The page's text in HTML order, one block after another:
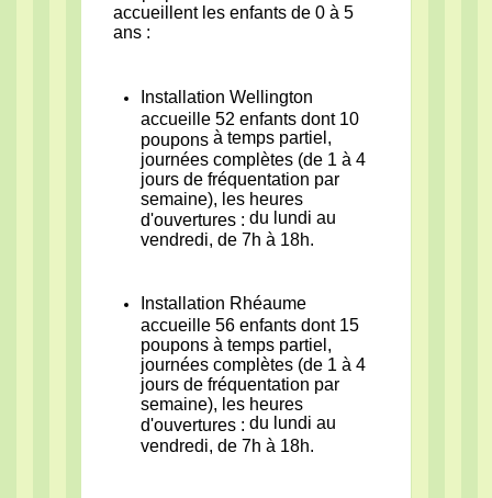
accueillent les enfants de 0 à 5
ans :
Installation Wellington
accueille 52 enfants dont 10
poupons à temps partiel,
journées complètes (de 1 à 4
jours de fréquentation par
semaine), les heures
d'ouvertures : du lundi au
vendredi, de 7h à 18h.
Installation Rhéaume
accueille 56 enfants dont 15
poupons à temps partiel,
journées complètes (de 1 à 4
jours de fréquentation par
semaine), les heures
d'ouvertures : du lundi au
vendredi, de 7h à 18h.